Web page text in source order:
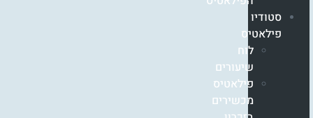
סטודיו
פילאטיס
לוח
שיעורים
פילאטיס
מכשירים